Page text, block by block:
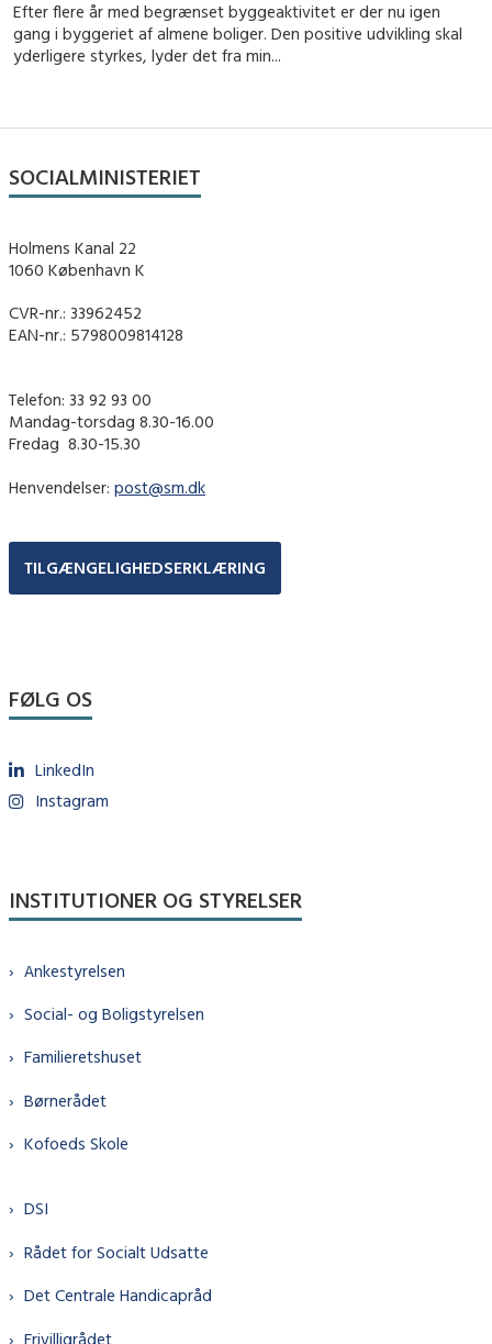
Efter flere år med begrænset byggeaktivitet er der nu igen
gang i byggeriet af almene boliger. Den positive udvikling skal
yderligere styrkes, lyder det fra min...
SOCIALMINISTERIET
Holmens Kanal 22
1060 København K
CVR-nr.: 33962452
EAN-nr.: 5798009814128
Telefon: 33 92 93 00
Mandag-torsdag 8.30-16.00
Fredag ​ 8.30-15.30
Henvendelser: post@sm.dk
TILGÆNGELIGHEDSERKLÆRING
FØLG OS
LinkedIn
Instagram
INSTITUTIONER OG STYRELSER
Ankestyrelsen
Social- og Boligstyrelsen
Familieretshuset
Børnerådet
Kofoeds Skole
DSI
Rådet for Socialt Udsatte
Det Centrale Handicapråd
Frivilligrådet